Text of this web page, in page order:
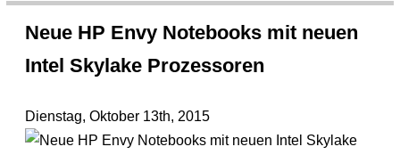
Neue HP Envy Notebooks mit neuen
Intel Skylake Prozessoren
Dienstag, Oktober 13th, 2015